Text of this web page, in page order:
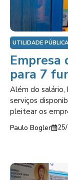
UTILIDADE PÚBLICA
Empresa
para 7
Além do salário,
serviços
pleitear os
Paulo Bogler